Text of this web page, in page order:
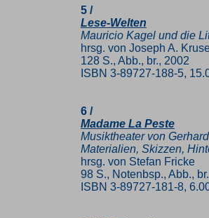
5 /
Lese-Welten
Mauricio Kagel und die
hrsg. von Joseph A.
128 S., Abb., br., 2002
ISBN 3-89727-188-5,
6 /
Madame La Peste
Musiktheater von
Materialien, Skizzen,
hrsg. von Stefan Fricke
98 S., Notenbsp., Abb.,
ISBN 3-89727-181-8,